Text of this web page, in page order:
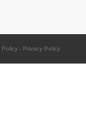
Policy - Privacy Policy